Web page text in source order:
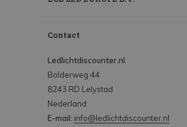
Contact
Ledlichtdiscounter.nl
Bolderweg 44
8243 RD Lelystad
Nederland
E-mail: info@ledlichtdiscounter.nl